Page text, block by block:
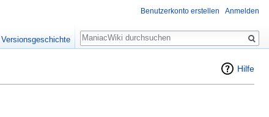
Hilfe
Benutzerkonto erstellen Anmelden
Versionsgeschichte
Suche